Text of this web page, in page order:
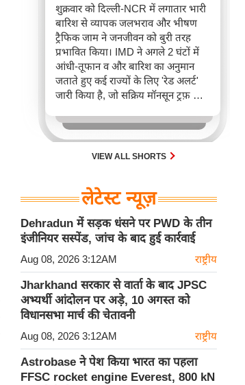
शुक्रवार को दिल्ली-NCR में लगातार भारी
बारिश से व्यापक जलभराव और भीषण
ट्रैफिक जाम ने जनजीवन को बुरी तरह
प्रभावित किया। IMD ने अगले 2 घंटों में
आंधी-तूफान व और बारिश का अनुमान
जताते हुए कई राज्यों के लिए 'रेड अलर्ट'
जारी किया है, जो सक्रिय मॉनसून ट्रफ़ और
जिससे यातायात बाधित होने के साथ-साथ
सफदरजंग अस्पताल में भी जलभराव की
स्थिति बनी।VIEW ALL SHORTS
लेटेस्ट न्यूज़
Dehradun में सड़क धंसने पर PWD के तीन
इंजीनियर सस्पेंड, जांच के बाद हुई कार्रवाई
Aug 08, 2026 3:12AM राष्ट्रीय
Jharkhand सरकार से वार्ता के बाद JPSC
अभ्यर्थी आंदोलन पर अड़े, 10 अगस्त को
विधानसभा मार्च की चेतावनी
Aug 08, 2026 3:12AM राष्ट्रीय
Astrobase ने पेश किया भारत का पहला
FFSC rocket engine Everest, 800 kN